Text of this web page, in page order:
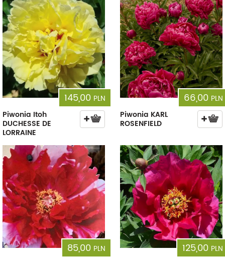
145,00 PLN
Piwonia Itoh
DUCHESSE DE
LORRAINE
66,00 PLN
Piwonia KARL
ROSENFIELD
85,00 PLN
125,00 PLN